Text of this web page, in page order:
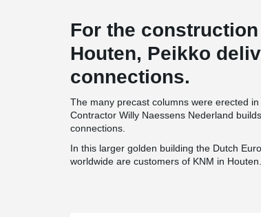
For the
Houten, Peikko
connections.
The many precast columns were erected
Contractor Willy Naessens Nederland
connections.
In this larger golden building the Dutch
worldwide are customers of KNM in Houten.